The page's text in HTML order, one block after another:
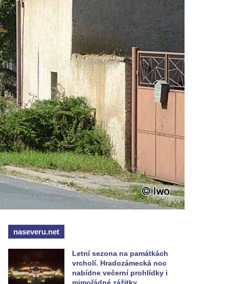
naseveru.net
Letní sezona na památkách
vrcholí. Hradozámecká noc
nabídne večerní prohlídky i